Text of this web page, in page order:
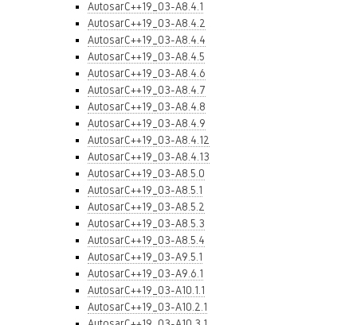
AutosarC++19_03-A8.4.1
AutosarC++19_03-A8.4.2
AutosarC++19_03-A8.4.4
AutosarC++19_03-A8.4.5
AutosarC++19_03-A8.4.6
AutosarC++19_03-A8.4.7
AutosarC++19_03-A8.4.8
AutosarC++19_03-A8.4.9
AutosarC++19_03-A8.4.12
AutosarC++19_03-A8.4.13
AutosarC++19_03-A8.5.0
AutosarC++19_03-A8.5.1
AutosarC++19_03-A8.5.2
AutosarC++19_03-A8.5.3
AutosarC++19_03-A8.5.4
AutosarC++19_03-A9.5.1
AutosarC++19_03-A9.6.1
AutosarC++19_03-A10.1.1
AutosarC++19_03-A10.2.1